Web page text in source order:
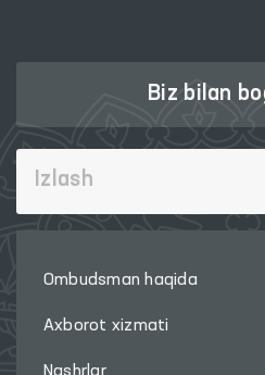
Biz bilan
Ombudsman haqida
Axborot xizmati